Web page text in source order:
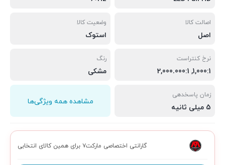
اصالت کالا
اصل
وضعیت کالا
استوک
نرخ کنتراست
1,000:1, 2,000.000:1
رنگ
مشکی
زمان پاسخدهی
5 میلی ثانیه
مشاهده همه ویژگی‌ها
گارانتی اختصاصی مارکت۷ برای همین کالای انتخابی